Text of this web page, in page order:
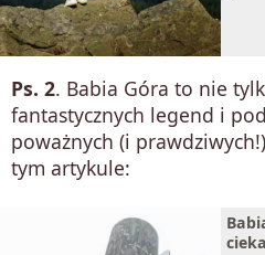
Ps. 2. Babia Góra to nie
fantastycznych legend i
poważnych (i
tym artykule: